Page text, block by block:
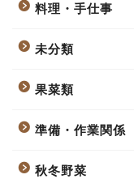
料理・手仕事
未分類
果菜類
準備・作業関係
秋冬野菜